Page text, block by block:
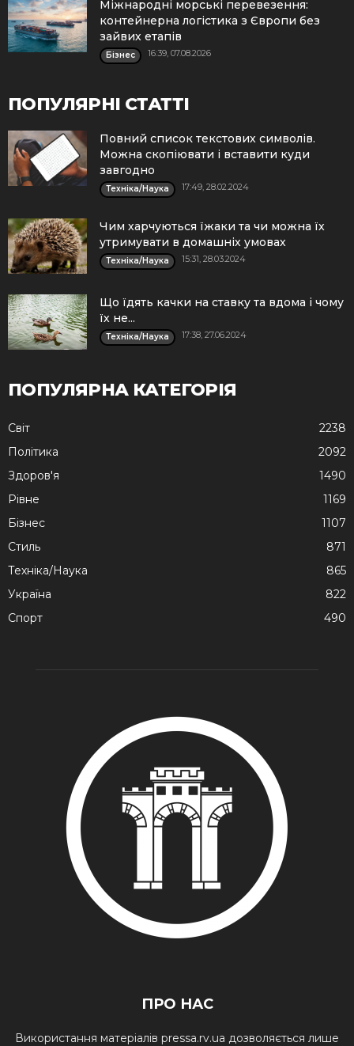
Міжнародні морські перевезення:
контейнерна логістика з Європи без
зайвих етапів
Бізнес 16:39, 07.08.2026
ПОПУЛЯРНІ СТАТТІ
Повний список текстових символів.
Можна скопіювати і вставити куди
завгодно
Техніка/Наука 17:49, 28.02.2024
Чим харчуються їжаки та чи можна їх
утримувати в домашніх умовах
Техніка/Наука 15:31, 28.03.2024
Що їдять качки на ставку та вдома і чому
їх не...
Техніка/Наука 17:38, 27.06.2024
ПОПУЛЯРНА КАТЕГОРІЯ
Cвіт
2238
Політика
2092
Здоров'я
1490
Рівне
1169
Бізнес
1107
Стиль
871
Техніка/Наука
865
Україна
822
Спорт
490
ПРО НАС
Використання матеріалів pressa.rv.ua дозволяється лише